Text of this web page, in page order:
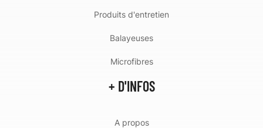
Produits d'entretien
Balayeuses
Microfibres
+ D'INFOS
A propos